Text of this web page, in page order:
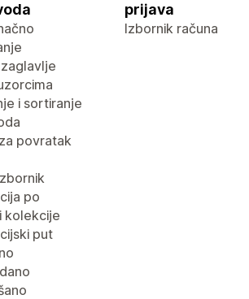
i sortiranje
povratak
po
kolekcije
put
prijava
Izbornik računa